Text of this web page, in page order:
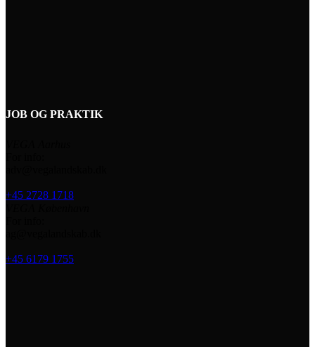
JOB OG PRAKTIK
+45 2728 1718
+45 6179 1755